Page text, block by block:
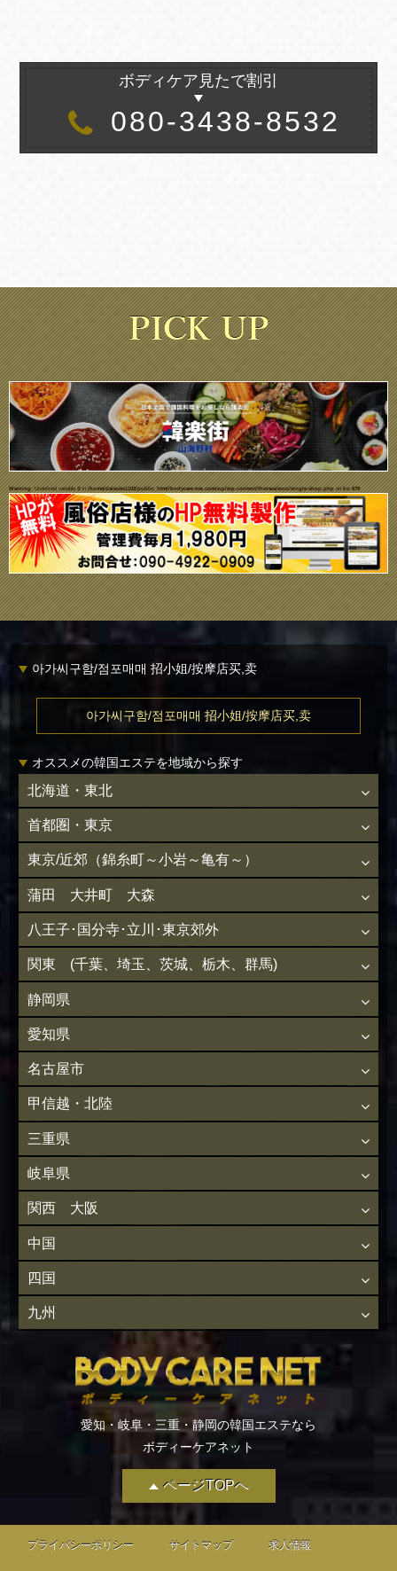
ボディケア見たで割引
080-3438-8532
Warning: Undefined variable $i in/home/daisuke1102/public_html/bodycare-net.com/wp/wp-content/themes/ecco/single-shop.phpon line679
ページTOPへ
아가씨구함/점포매매 招小姐/按摩店买,卖
아가씨구함/점포매매 招小姐/按摩店买,卖
オススメの韓国エステを地域から探す
北海道・東北
首都圏・東京
東京/近郊（錦糸町～小岩～亀有～）
蒲田 大井町 大森
八王子･国分寺･立川･東京郊外
関東 (千葉、埼玉、茨城、栃木、群馬)
静岡県
愛知県
名古屋市
甲信越・北陸
三重県
岐阜県
関西 大阪
中国
四国
九州
愛知・岐阜・三重・静岡の韓国エステなら
ボディーケアネット
プライバシーポリシー サイトマップ 求人情報